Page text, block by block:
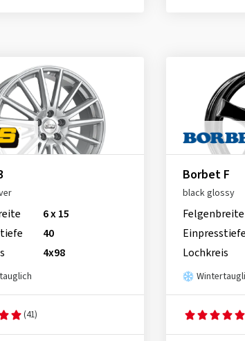
6 x 15
40
4x98
(41)
Borbet F
black glossy
Felgenbreite
Einpresstiefe
Lochkreis